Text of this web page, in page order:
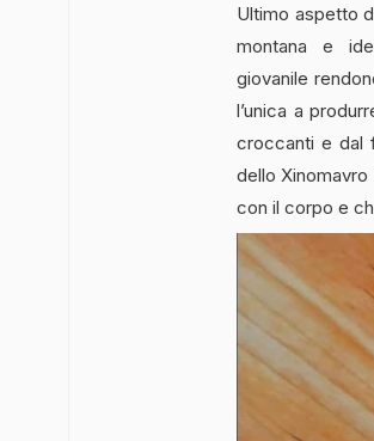
Ultimo aspetto
montana e
giovanile
l’unica a
croccanti e dal
dello
con il corpo e